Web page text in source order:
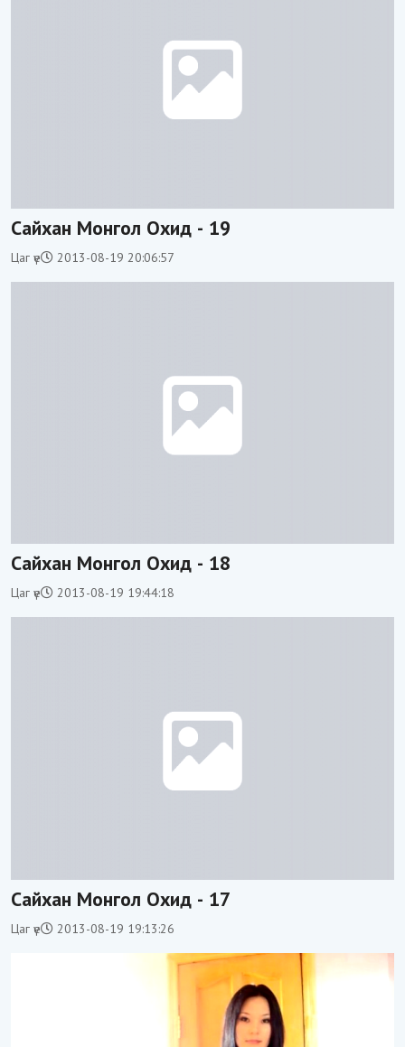
Сайхан Монгол Охид - 19
Цаг үе 2013-08-19 20:06:57
Сайхан Монгол Охид - 18
Цаг үе 2013-08-19 19:44:18
Сайхан Монгол Охид - 17
Цаг үе 2013-08-19 19:13:26